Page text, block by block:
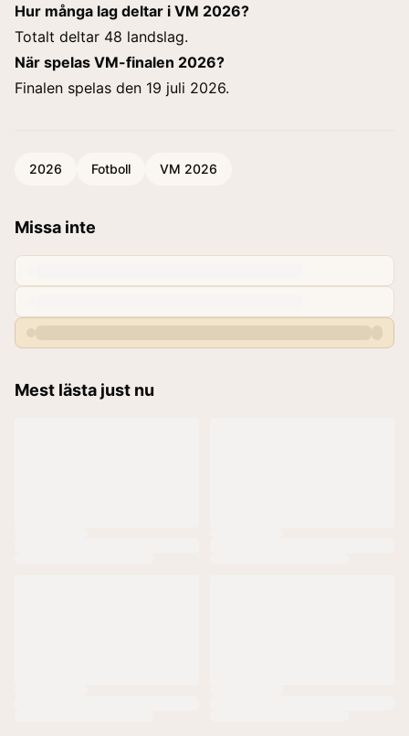
Hur många lag deltar i VM 2026?
Totalt deltar 48 landslag.
När spelas VM-finalen 2026?
Finalen spelas den 19 juli 2026.
2026 Fotboll VM 2026
Missa inte
Mest lästa just nu